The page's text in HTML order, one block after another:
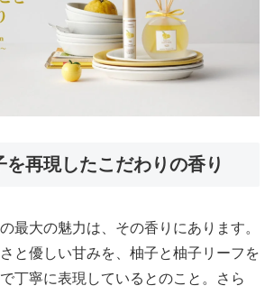
を再現したこだわりの香り
最大の魅力は、その香りにあります。
と優しい甘みを、柚子と柚子リーフを
丁寧に表現しているとのこと。さら